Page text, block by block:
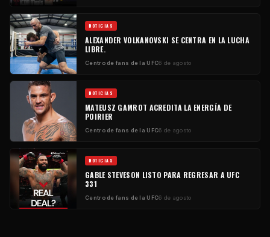
NOTICIAS
ALEXANDER VOLKANOVSKI SE CENTRA EN LA LUCHA
LIBRE.
Centro de fans de la UFC6 de agosto
NOTICIAS
MATEUSZ GAMROT ACREDITA LA ENERGÍA DE
POIRIER
Centro de fans de la UFC6 de agosto
NOTICIAS
GABLE STEVESON LISTO PARA REGRESAR A UFC
331
Centro de fans de la UFC6 de agosto